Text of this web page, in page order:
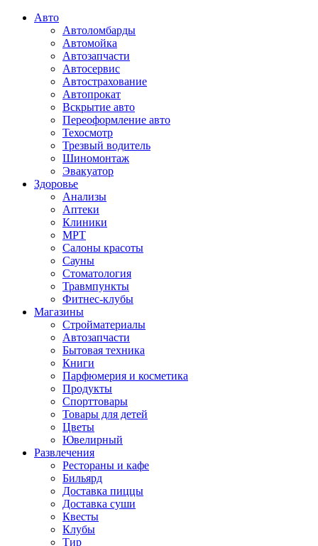
Авто
Автоломбарды
Автомойка
Автозапчасти
Автосервис
Автострахование
Автопрокат
Вскрытие авто
Переоформление авто
Техосмотр
Трезвый водитель
Шиномонтаж
Эвакуатор
Здоровье
Анализы
Аптеки
Клиники
МРТ
Салоны красоты
Сауны
Стоматология
Травмпункты
Фитнес-клубы
Магазины
Стройматериалы
Автозапчасти
Бытовая техника
Книги
Парфюмерия и косметика
Продукты
Спорттовары
Товары для детей
Цветы
Ювелирный
Развлечения
Рестораны и кафе
Бильярд
Доставка пиццы
Доставка суши
Квесты
Клубы
Тир